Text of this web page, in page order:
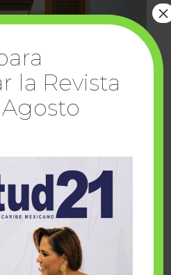
inspira; cumplen
y Make-A-Wish
la Revista
×